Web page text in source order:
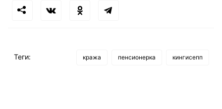
Теги: кража пенсионерка кингисепп